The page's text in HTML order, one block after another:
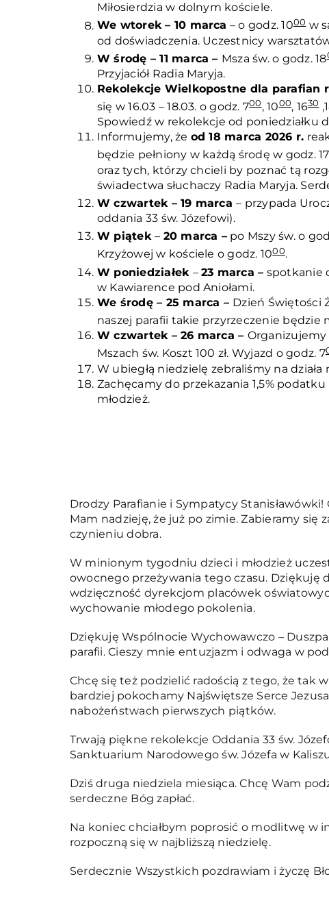
Miłosierdzia w dolnym kościele.
We wtorek – 10 marca – o godz. 1000w
od doświadczenia. Uczestnicy
W środę – 11 marca – Msza św. o godz. 18
Przyjaciół Radia Maryja.
Rekolekcje Wielkopostne dla parafian
się w 16.03 – 18.03. o godz. 700, 1000, 1630
Spowiedź w rekolekcje od poniedziałku
Informujemy, że od 18 marca 2026 r.
będzie pełniony w każdą środę w godz. 17
oraz tych, którzy chcieli by poznać tą
świadectwa słuchaczy Radia Maryja.
W czwartek – 19 marca– przypada
oddania 33 św. Józefowi).
W piątek– 20 marca –po Mszy św. o
Krzyżowej w kościele o godz. 1000.
W poniedziałek – 23 marca – spotkanie
w Kawiarence pod Aniołami.
We środę – 25 marca – Dzień Świętości
naszej parafii takie przyrzeczenie będzie
W czwartek – 26 marca –
Mszach św. Koszt 100 zł. Wyjazd o godz. 7
W ubiegłą niedzielę zebraliśmy na
Zachęcamy do przekazania 1,5%
młodzież.
Drodzy Parafianie i Sympatycy
Mam nadzieję, że już po zimie. Zabieramy się
czynieniu dobra.
W minionym tygodniu dzieci i młodzież
owocnego przeżywania tego czasu. Dziękuję
wdzięczność dyrekcjom placówek
wychowanie młodego pokolenia.
Dziękuję Wspólnocie Wychowawczo –
parafii. Cieszy mnie entuzjazm i odwaga w
Chcę się też podzielić radością z tego, że tak
bardziej pokochamy Najświętsze Serce
nabożeństwach pierwszych piątków.
Trwają piękne rekolekcje Oddania 33 św.
Sanktuarium Narodowego św. Józefa w
Dziś druga niedziela miesiąca. Chcę Wam
serdeczne Bóg zapłać.
Na koniec chciałbym poprosić o modlitwę w
rozpoczną się w najbliższą niedzielę.
Serdecznie Wszystkich pozdrawiam i życzę